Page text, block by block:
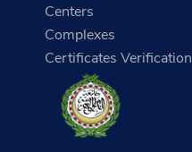
Centers
Complexes
Certificates Verification